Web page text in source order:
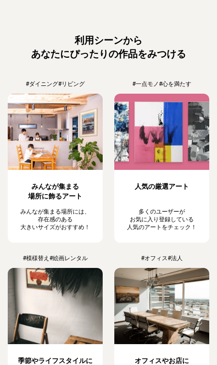
利用シーンから
あなたにぴったりの作品をみつける
#ダイニング#リビング
みんなが集まる
場所に飾るアート
みんなが集まる場所には、
存在感のある
大きいサイズがおすすめ！
#一点モノ#心を満たす
人気の厳選アート
多くのユーザーが
お気に入り登録している
人気のアートをチェック！
#模様替え #絵画レンタル
季節やライフスタイルに
#オフィス#法人
オフィスやお店に